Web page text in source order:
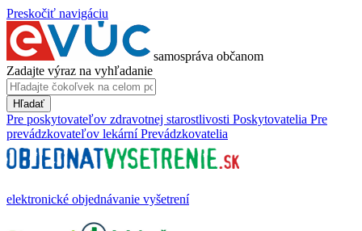
Preskočiť navigáciu
samospráva občanom
Zadajte výraz na vyhľadanie
Hľadať
Pre poskytovateľov zdravotnej starostlivosti Poskytovatelia Pre
prevádzkovateľov lekární Prevádzkovatelia
elektronické objednávanie vyšetrení